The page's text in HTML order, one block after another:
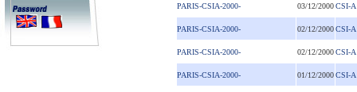
PARIS-CSIA-2000- 03/12/2000CSI-A
PARIS-CSIA-2000- 02/12/2000CSI-A
PARIS-CSIA-2000- 02/12/2000CSI-A
PARIS-CSIA-2000- 01/12/2000CSI-A